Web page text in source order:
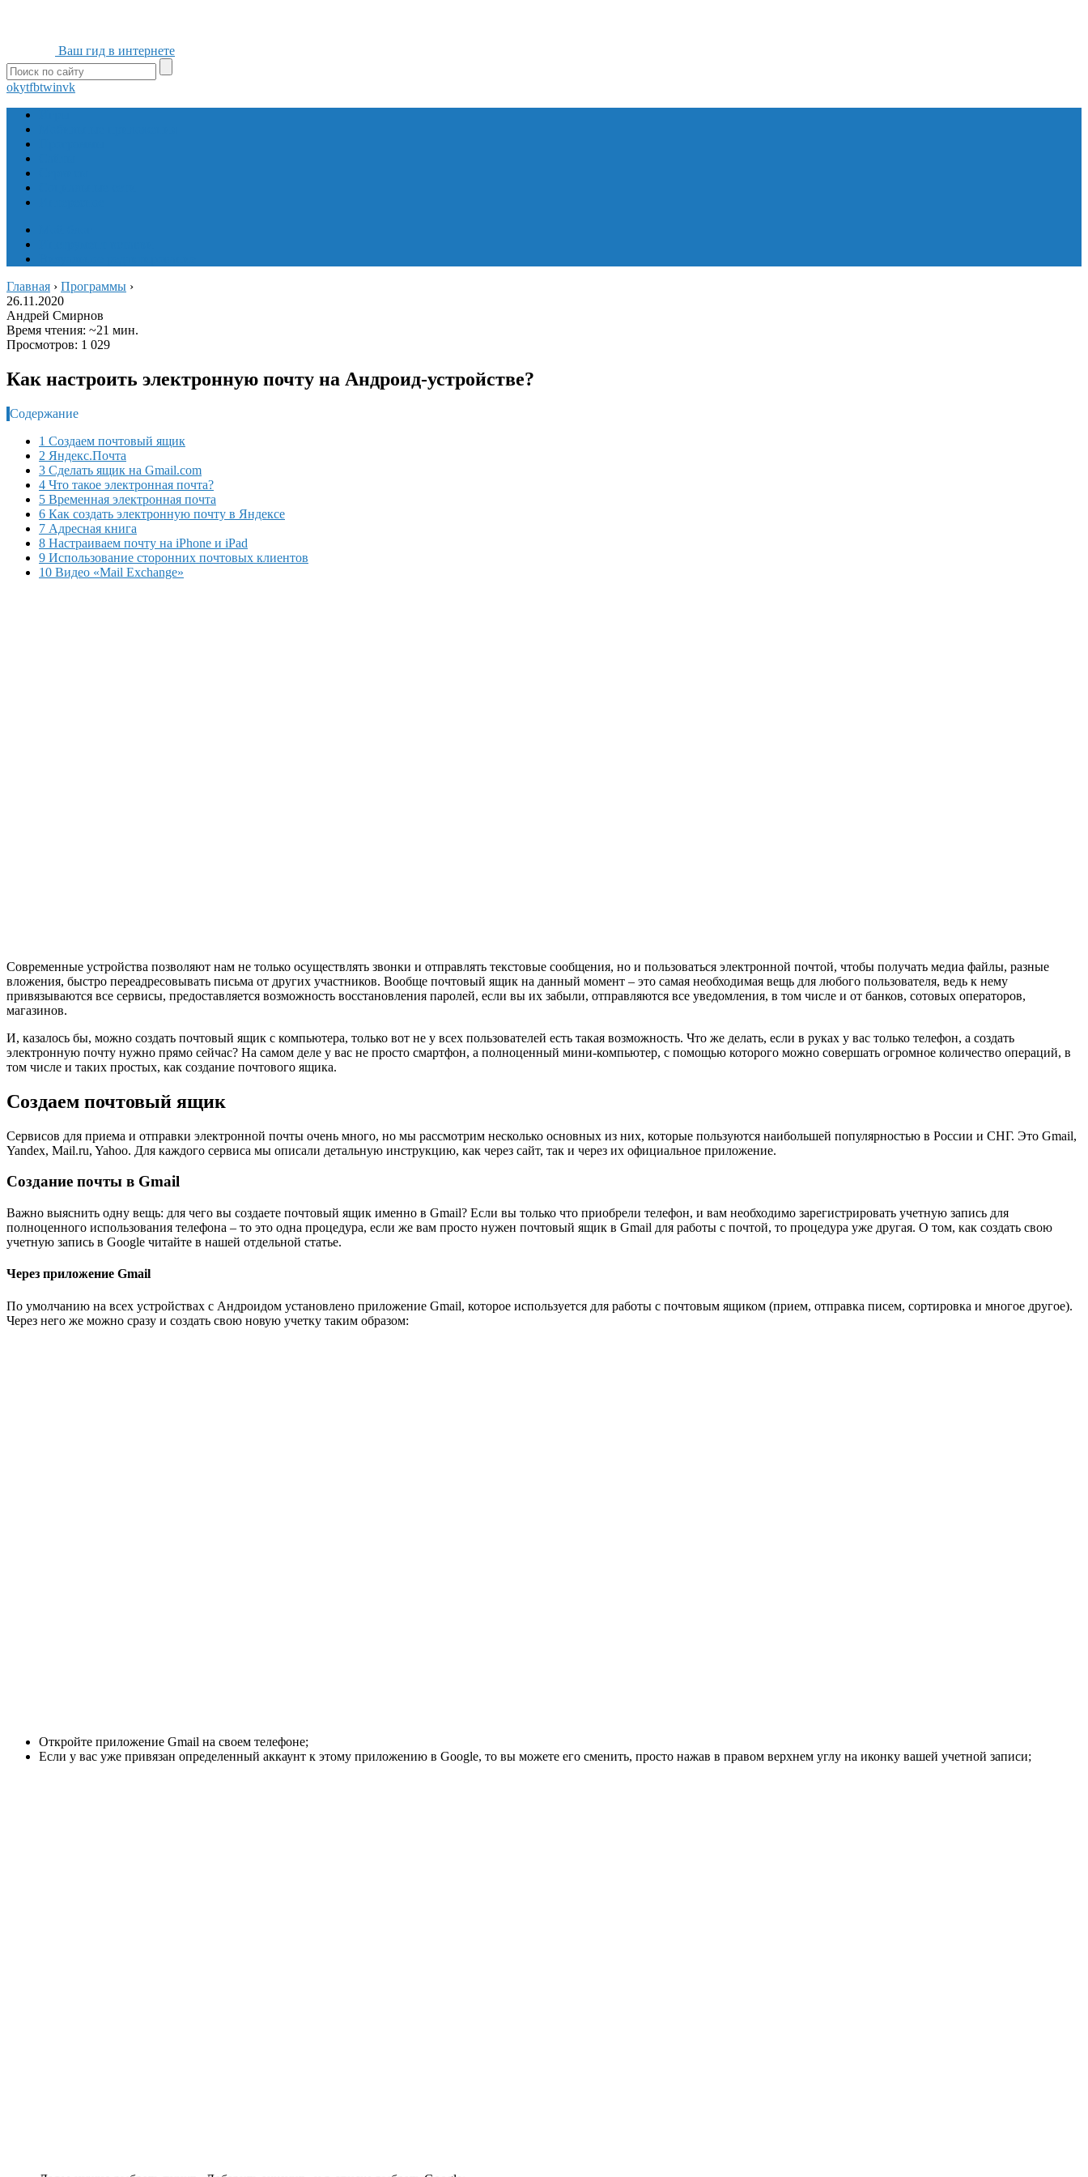
Ваш гид в интернете
okytfbtwinvk
Главная › Программы ›
26.11.2020
Андрей Смирнов
Время чтения: ~21 мин.
Просмотров: 1 029
Как настроить электронную почту на Андроид-устройстве?
Содержание
1 Создаем почтовый ящик
2 Яндекс.Почта
3 Сделать ящик на Gmail.com
4 Что такое электронная почта?
5 Временная электронная почта
6 Как создать электронную почту в Яндексе
7 Адресная книга
8 Настраиваем почту на iPhone и iPad
9 Использование сторонних почтовых клиентов
10 Видео «Mail Exchange»
Современные устройства позволяют нам не только осуществлять звонки и отправлять текстовые сообщения, но и пользоваться электронной почтой, чтобы получать медиа файлы, разные
вложения, быстро переадресовывать письма от других участников. Вообще почтовый ящик на данный момент – это самая необходимая вещь для любого пользователя, ведь к нему
привязываются все сервисы, предоставляется возможность восстановления паролей, если вы их забыли, отправляются все уведомления, в том числе и от банков, сотовых операторов,
магазинов.
И, казалось бы, можно создать почтовый ящик с компьютера, только вот не у всех пользователей есть такая возможность. Что же делать, если в руках у вас только телефон, а создать
электронную почту нужно прямо сейчас? На самом деле у вас не просто смартфон, а полноценный мини-компьютер, с помощью которого можно совершать огромное количество операций, в
том числе и таких простых, как создание почтового ящика.
Создаем почтовый ящик
Сервисов для приема и отправки электронной почты очень много, но мы рассмотрим несколько основных из них, которые пользуются наибольшей популярностью в России и СНГ. Это Gmail,
Yandex, Mail.ru, Yahoo. Для каждого сервиса мы описали детальную инструкцию, как через сайт, так и через их официальное приложение.
Создание почты в Gmail
Важно выяснить одну вещь: для чего вы создаете почтовый ящик именно в Gmail? Если вы только что приобрели телефон, и вам необходимо зарегистрировать учетную запись для
полноценного использования телефона – то это одна процедура, если же вам просто нужен почтовый ящик в Gmail для работы с почтой, то процедура уже другая. О том, как создать свою
учетную запись в Google читайте в нашей отдельной статье.
Через приложение Gmail
По умолчанию на всех устройствах с Андроидом установлено приложение Gmail, которое используется для работы с почтовым ящиком (прием, отправка писем, сортировка и многое другое).
Через него же можно сразу и создать свою новую учетку таким образом:
Откройте приложение Gmail на своем телефоне;
Если у вас уже привязан определенный аккаунт к этому приложению в Google, то вы можете его сменить, просто нажав в правом верхнем углу на иконку вашей учетной записи;